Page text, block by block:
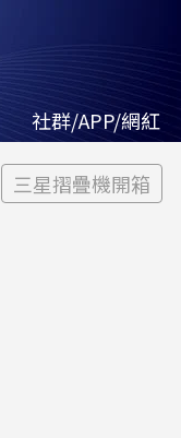
社群/APP/網紅
三星摺疊機開箱